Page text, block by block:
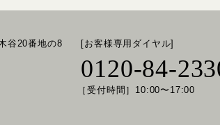
谷20番地の8 [お客様専用ダイヤル]
0120-84-
［受付時間］10:00〜17:00